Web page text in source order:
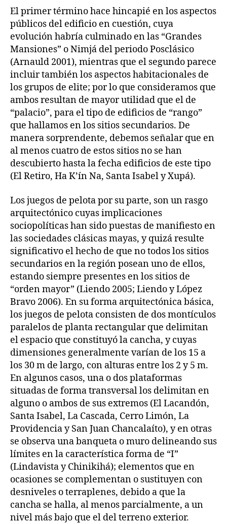
El primer término hace hincapié en los aspectos
públicos del edificio en cuestión, cuya
evolución habría culminado en las “Grandes
Mansiones” o Nimjá del periodo Posclásico
(Arnauld 2001), mientras que el segundo parece
incluir también los aspectos habitacionales de
los grupos de elite; por lo que consideramos que
ambos resultan de mayor utilidad que el de
“palacio”, para el tipo de edificios de “rango”
que hallamos en los sitios secundarios. De
manera sorprendente, debemos señalar que en
al menos cuatro de estos sitios no se han
descubierto hasta la fecha edificios de este tipo
(El Retiro, Ha K’ín Na, Santa Isabel y Xupá).
Los juegos de pelota por su parte, son un rasgo
arquitectónico cuyas implicaciones
sociopolíticas han sido puestas de manifiesto en
las sociedades clásicas mayas, y quizá resulte
significativo el hecho de que no todos los sitios
secundarios en la región posean uno de ellos,
estando siempre presentes en los sitios de
“orden mayor” (Liendo 2005; Liendo y López
Bravo 2006). En su forma arquitectónica básica,
los juegos de pelota consisten de dos montículos
paralelos de planta rectangular que delimitan
el espacio que constituyó la cancha, y cuyas
dimensiones generalmente varían de los 15 a
los 30 m de largo, con alturas entre los 2 y 5 m.
En algunos casos, una o dos plataformas
situadas de forma transversal los delimitan en
alguno o ambos de sus extremos (El Lacandón,
Santa Isabel, La Cascada, Cerro Limón, La
Providencia y San Juan Chancalaíto), y en otras
se observa una banqueta o muro delineando sus
límites en la característica forma de “I”
(Lindavista y Chinikihá); elementos que en
ocasiones se complementan o sustituyen con
desniveles o terraplenes, debido a que la
cancha se halla, al menos parcialmente, a un
nivel más bajo que el del terreno exterior.